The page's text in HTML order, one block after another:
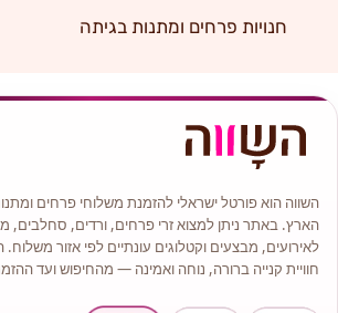
חנויות פרחים ומתנות בגיתה
השווה הוא פורטל ישראלי להזמנת משלוחי פרחים
הארץ. באתר ניתן למצוא זרי פרחים, ורדים, סחלבים,
לאירועים, מבצעים וקטלוגים עונתיים לפי אזור
חוויית קנייה ברורה, נוחה ואמינה — מהחיפוש ועד